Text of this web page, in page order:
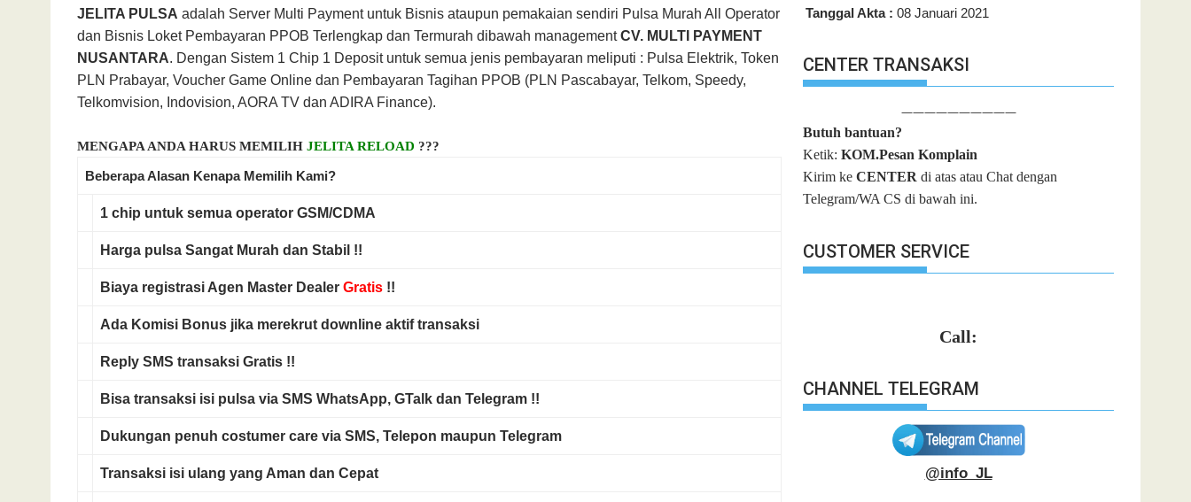
JELITA PULSA adalah Server Multi Payment untuk Bisnis ataupun pemakaian sendiri Pulsa Murah All Operator
dan Bisnis Loket Pembayaran PPOB Terlengkap dan Termurah dibawah managementCV. MULTI PAYMENT
NUSANTARA. Dengan Sistem 1 Chip 1 Deposit untuk semua jenis pembayaran meliputi : Pulsa Elektrik, Token
PLN Prabayar, Voucher Game Online dan Pembayaran Tagihan PPOB (PLN Pascabayar, Telkom, Speedy,
Telkomvision, Indovision, AORA TV dan ADIRA Finance).
MENGAPA ANDA HARUS MEMILIH JELITA RELOAD ???
Beberapa Alasan Kenapa Memilih Kami?
1 chip untuk semua operator GSM/CDMA
Harga pulsa Sangat Murah dan Stabil !!
Biaya registrasi Agen Master Dealer Gratis !!
Ada Komisi Bonus jika merekrut downline aktif transaksi
Reply SMS transaksi Gratis !!
Bisa transaksi isi pulsa via SMS WhatsApp, GTalk dan Telegram !!
Dukungan penuh costumer care via SMS, Telepon maupun Telegram
Transaksi isi ulang yang Aman dan Cepat
Tanggal Akta : 08 Januari 2021
CENTER TRANSAKSI
——————————
Butuh bantuan?
Ketik: KOM.Pesan Komplain
Kirim ke CENTER di atas atau Chat dengan
Telegram/WA CS di bawah ini.
CUSTOMER SERVICE
Call:
CHANNEL TELEGRAM
@info_JL